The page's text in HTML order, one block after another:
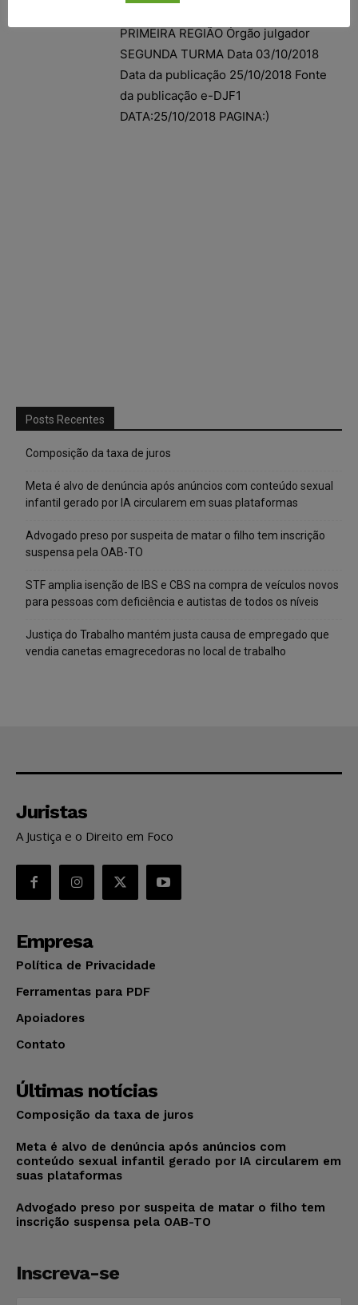
PRIMEIRA REGIÃO Órgão julgador
SEGUNDA TURMA Data 03/10/2018
Data da publicação 25/10/2018 Fonte
da publicação e-DJF1
DATA:25/10/2018 PAGINA:)
Posts Recentes
Composição da taxa de juros
Meta é alvo de denúncia após anúncios com conteúdo sexual
infantil gerado por IA circularem em suas plataformas
Advogado preso por suspeita de matar o filho tem inscrição
suspensa pela OAB-TO
STF amplia isenção de IBS e CBS na compra de veículos novos
para pessoas com deficiência e autistas de todos os níveis
Justiça do Trabalho mantém justa causa de empregado que
vendia canetas emagrecedoras no local de trabalho
Juristas
A Justiça e o Direito em Foco
Empresa
Política de Privacidade
Ferramentas para PDF
Apoiadores
Contato
Últimas notícias
Composição da taxa de juros
Meta é alvo de denúncia após anúncios com
conteúdo sexual infantil gerado por IA circularem em
suas plataformas
Advogado preso por suspeita de matar o filho tem
inscrição suspensa pela OAB-TO
Inscreva-se